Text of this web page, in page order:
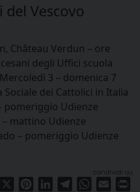
Vescovo
Château Verdun – ore
degli Uffici scuola
3 – domenica 7
dei Cattolici in Italia
pomeriggio Udienze
mattino Udienze
– pomeriggio Udienze
condividi su
Facebook PinterestLinkedInTelegramWhatsApp
Email